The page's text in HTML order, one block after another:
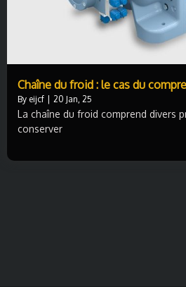
Chaîne du froid : le cas du
By eijcf | 20 Jan, 25
La chaîne du froid comprend divers
conserver